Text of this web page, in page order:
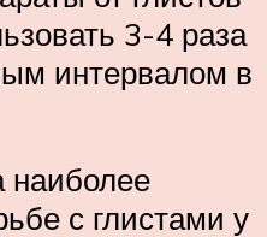
3-4 раза
интервалом в
наиболее
с глистами у